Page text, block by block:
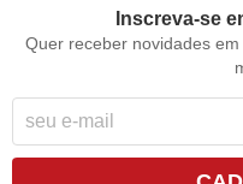
Inscreva-se
Quer receber novidades